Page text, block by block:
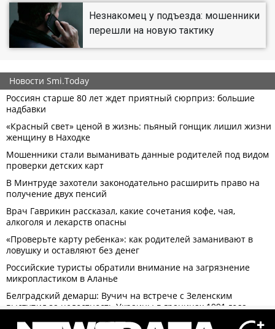
Незнакомец у подъезда: мошенники
перешли на новую тактику